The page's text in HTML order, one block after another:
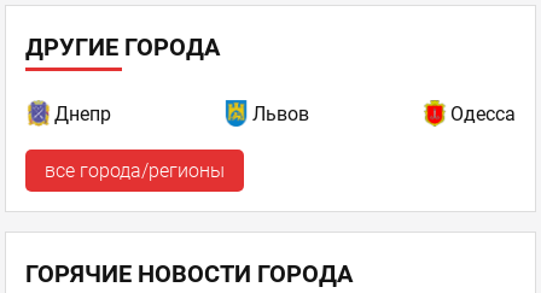
ДРУГИЕ ГОРОДА
Днепр Львов Одесса
все города/регионы
ГОРЯЧИЕ НОВОСТИ ГОРОДА